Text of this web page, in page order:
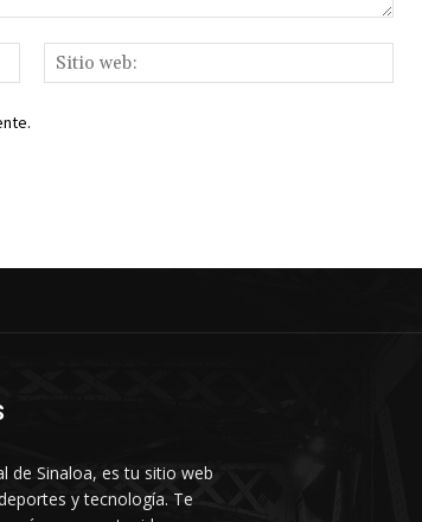
Correo
electrónico:*
web:
de Sinaloa, es tu sitio web
y tecnología. Te